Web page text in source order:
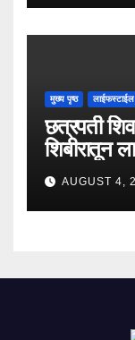
मुख्य पृष्ठ लाईफस्टाईल
छत्रपती
शिबीरातून
AUGUST 4,